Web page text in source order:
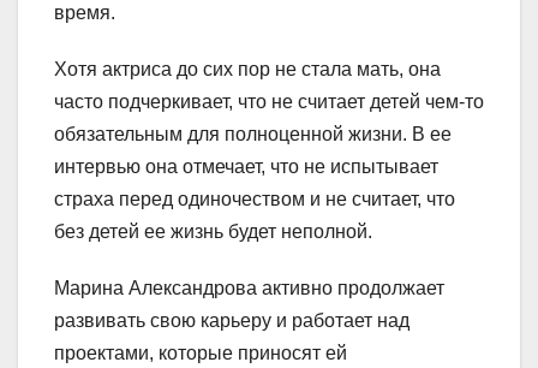
время.
Хотя актриса до сих пор не стала мать, она
часто подчеркивает, что не считает детей чем-то
обязательным для полноценной жизни. В ее
интервью она отмечает, что не испытывает
страха перед одиночеством и не считает, что
без детей ее жизнь будет неполной.
Марина Александрова активно продолжает
развивать свою карьеру и работает над
проектами, которые приносят ей